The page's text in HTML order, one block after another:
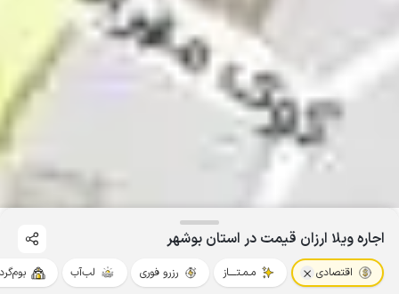
اجاره ویلا ارزان قیمت در استان بوشهر
اقتصادی مـمـتــــاز رزرو فوری لب‌آب